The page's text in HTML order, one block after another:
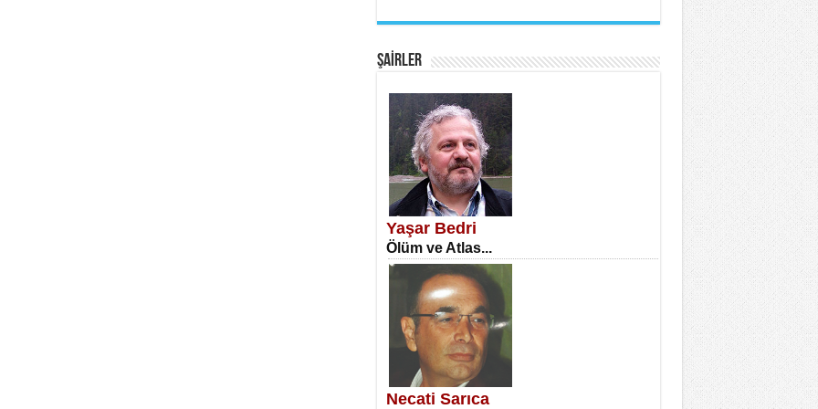
SATILMIŞ ÜMİT ÇETİNKAYA
Erkenlik...
NECLA DİLEK ARSLAN
Öğretmenler Günü Mahkemesi...
ŞAİRLER
Yaşar Bedri
Ölüm ve Atlas...
Necati Sarıca